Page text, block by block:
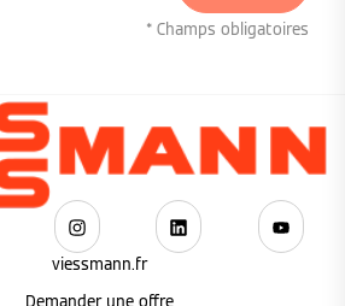
* Champs obligatoires
viessmann.fr
Demander une offre